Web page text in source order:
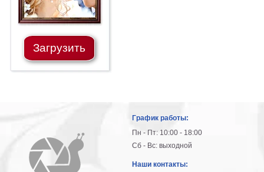
Загрузить
График работы:
Пн - Пт: 10:00 - 18:00
Сб - Вс: выходной
Наши контакты: